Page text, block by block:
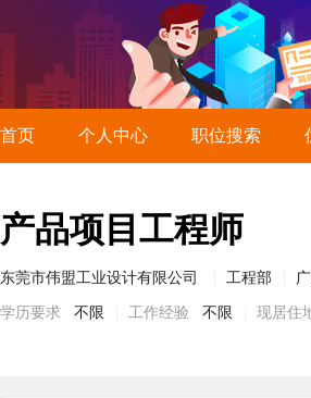
首页 个人中心 职位搜索
产品项目工程师
东莞市伟盟工业设计有限公司 工程部
学历要求 不限 工作经验 不限 现居住